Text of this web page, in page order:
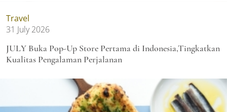
Travel
31 July 2026
JULY Buka Pop-Up Store Pertama di Indonesia,Tingkatkan
Kualitas Pengalaman Perjalanan